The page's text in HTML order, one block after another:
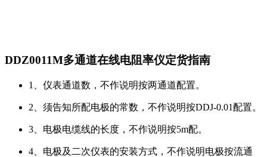
DDZ0011M多通道在线电阻率仪定货指南
1、仪表通道数，不作说明按两通道配置。
2、须告知所配电极的常数，不作说明按DDJ-0.01配置。
3、电极电缆线的长度，不作说明按5m配。
4、电极及二次仪表的安装方式，不作说明电极按流通